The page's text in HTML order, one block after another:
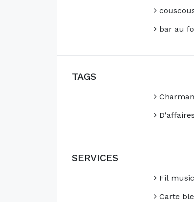
bar au
TAGS
D'affaires
SERVICES
Fil
Carte